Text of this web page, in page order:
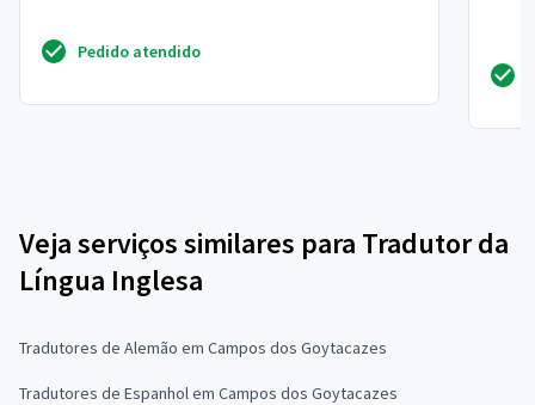
Pedido atendido
Veja serviços similares para Tradutor da
Língua Inglesa
Tradutores de Alemão em Campos dos Goytacazes
Tradutores de Espanhol em Campos dos Goytacazes